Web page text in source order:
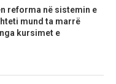
reforma në sistemin e
mund ta marrë
kursimet e